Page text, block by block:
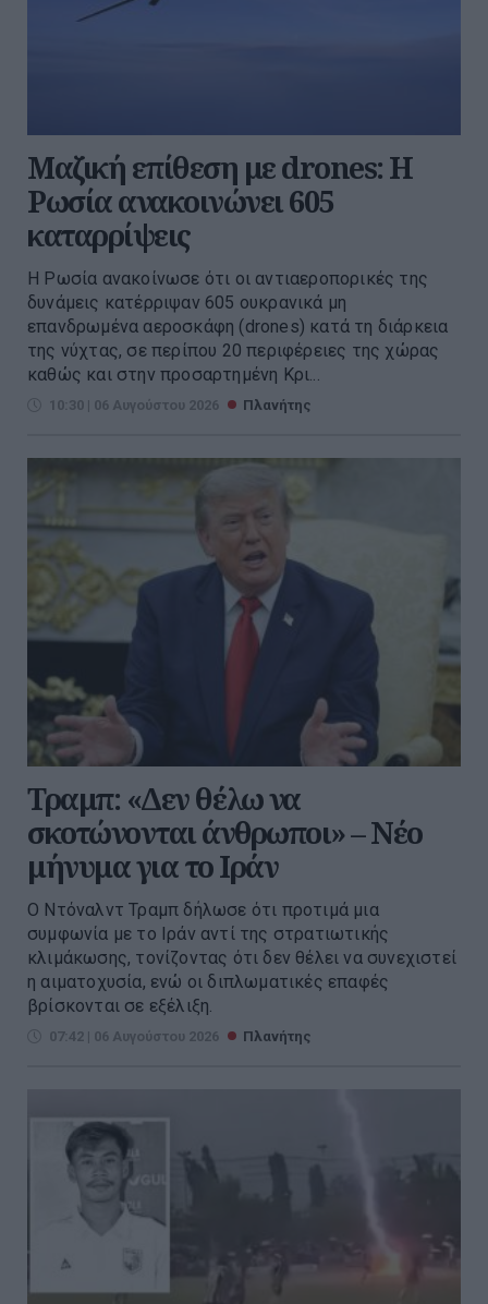
Μαζική επίθεση με drones: Η
Ρωσία ανακοινώνει 605
καταρρίψεις
Η Ρωσία ανακοίνωσε ότι οι αντιαεροπορικές της
δυνάμεις κατέρριψαν 605 ουκρανικά μη
επανδρωμένα αεροσκάφη (drones) κατά τη διάρκεια
της νύχτας, σε περίπου 20 περιφέρειες της χώρας
καθώς και στην προσαρτημένη Κρι...
10:30 | 06 Αυγούστου 2026 Πλανήτης
Τραμπ: «Δεν θέλω να
σκοτώνονται άνθρωποι» – Νέο
μήνυμα για το Ιράν
Ο Ντόναλντ Τραμπ δήλωσε ότι προτιμά μια
συμφωνία με το Ιράν αντί της στρατιωτικής
κλιμάκωσης, τονίζοντας ότι δεν θέλει να συνεχιστεί
η αιματοχυσία, ενώ οι διπλωματικές επαφές
βρίσκονται σε εξέλιξη.
07:42 | 06 Αυγούστου 2026 Πλανήτης